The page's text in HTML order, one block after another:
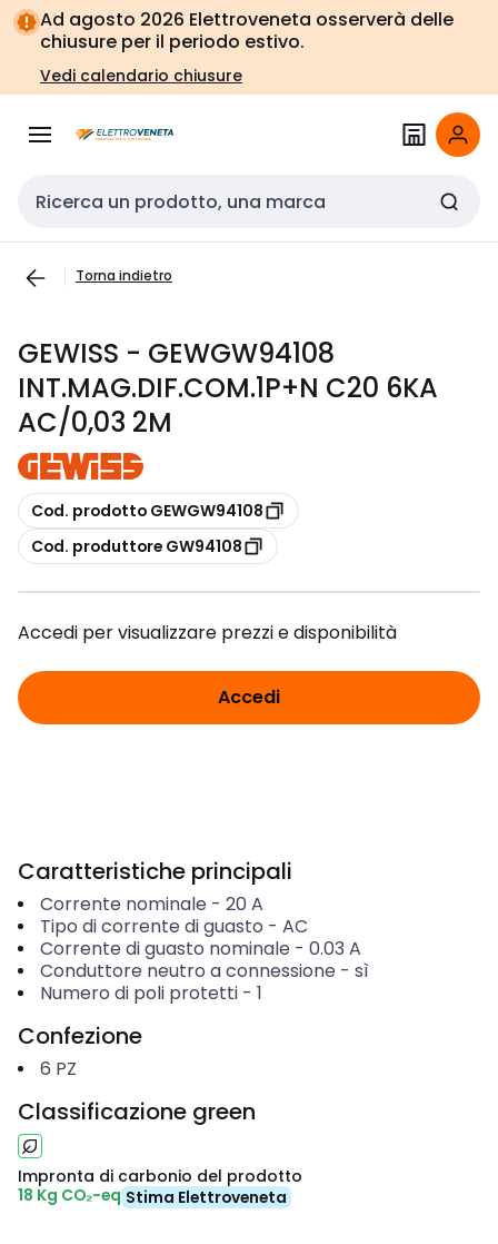
Vai alla
navigazione
Vai
alla
pagina
Ad agosto 2026 Elettroveneta osserverà delle
chiusure per il periodo estivo.
Vedi calendario chiusure
Cerca input
Torna indietro
GEWISS - GEWGW94108
INT.MAG.DIF.COM.1P+N C20 6KA
AC/0,03 2M
copia
Cod. prodotto GEWGW94108
copia
Cod. produttore GW94108
Accedi per visualizzare prezzi e disponibilità
Accedi
Caratteristiche principali
Corrente nominale - 20 A
Tipo di corrente di guasto - AC
Corrente di guasto nominale - 0.03 A
Conduttore neutro a connessione - sì
Numero di poli protetti- 1
Confezione
6 PZ
Classificazione green
Impronta di carbonio del prodotto
18 Kg CO₂-eq Stima Elettroveneta